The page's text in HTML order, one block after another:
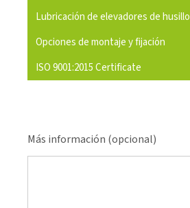
Lubricación de elevadores de husillo
Opciones de montaje y fijación
ISO 9001:2015 Certificate
Más información (opcional)